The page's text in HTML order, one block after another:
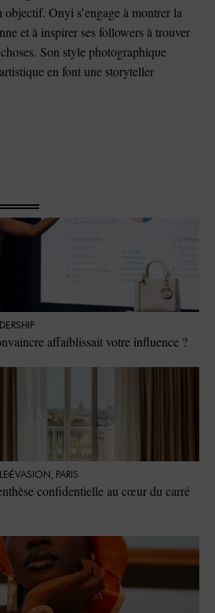
objectif. Onyi s’engage à montrer la
et à inspirer ses followers à trouver
Son style photographique
en font une storyteller
affaiblissait votre influence ?
ÉVASION , PARIS
confidentielle au cœur du carré